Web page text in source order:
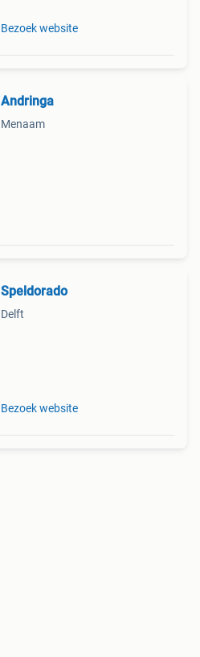
Bezoek website
Andringa
Menaam
Speldorado
Delft
Bezoek website